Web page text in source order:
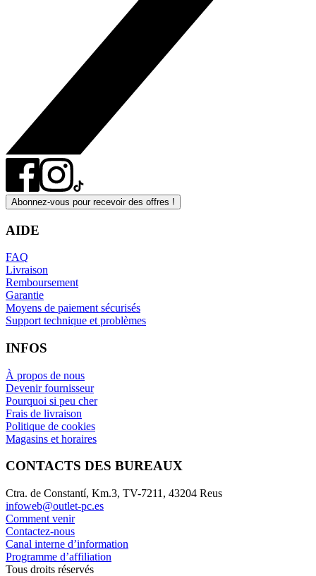
Abonnez-vous pour recevoir des offres !
AIDE
FAQ
Livraison
Remboursement
Garantie
Moyens de paiement sécurisés
Support technique et problèmes
INFOS
À propos de nous
Devenir fournisseur
Pourquoi si peu cher
Frais de livraison
Politique de cookies
Magasins et horaires
CONTACTS DES BUREAUX
Ctra. de Constantí, Km.3, TV-7211, 43204 Reus
infoweb@outlet-pc.es
Comment venir
Contactez-nous
Canal interne d’information
Programme d’affiliation
Tous droits réservés